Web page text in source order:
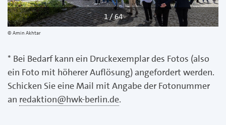
1 / 64
Amin Akhtar
* Bei Bedarf kann ein Druckexemplar des Fotos (also
ein Foto mit höherer Auflösung) angefordert werden.
Schicken Sie eine Mail mit Angabe der Fotonummer
an redaktion@hwk-berlin.de.